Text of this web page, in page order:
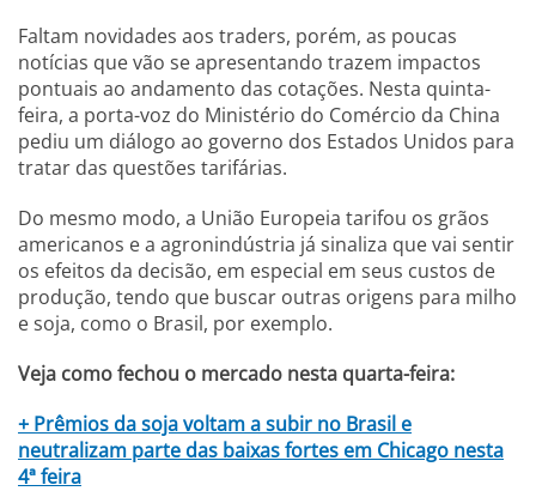
Faltam novidades aos traders, porém, as poucas
notícias que vão se apresentando trazem impactos
pontuais ao andamento das cotações. Nesta quinta-
feira, a porta-voz do Ministério do Comércio da China
pediu um diálogo ao governo dos Estados Unidos para
tratar das questões tarifárias.
Do mesmo modo, a União Europeia tarifou os grãos
americanos e a agronindústria já sinaliza que vai sentir
os efeitos da decisão, em especial em seus custos de
produção, tendo que buscar outras origens para milho
e soja, como o Brasil, por exemplo.
Veja como fechou o mercado nesta quarta-feira:
+ Prêmios da soja voltam a subir no Brasil e
neutralizam parte das baixas fortes em Chicago nesta
4ª feira